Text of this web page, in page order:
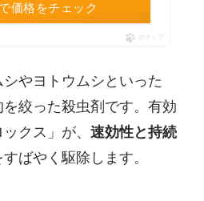
価格をチェック
ポチップ
やヨトウムシといった
を絞った殺虫剤です。有効
クス」が、 速効性と持続
ばやく駆除します。